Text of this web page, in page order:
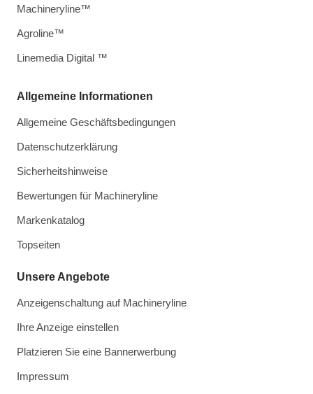
Allgemeine Informationen
Allgemeine Geschäftsbedingungen
Datenschutzerklärung
Sicherheitshinweise
Bewertungen für Machineryline
Markenkatalog
Topseiten
Unsere Angebote
Anzeigenschaltung auf Machineryline
Ihre Anzeige einstellen
Platzieren Sie eine Bannerwerbung
Impressum
Machineryline™
Agroline™
Linemedia Digital ™